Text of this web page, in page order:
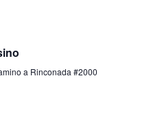
a Rinconada #2000